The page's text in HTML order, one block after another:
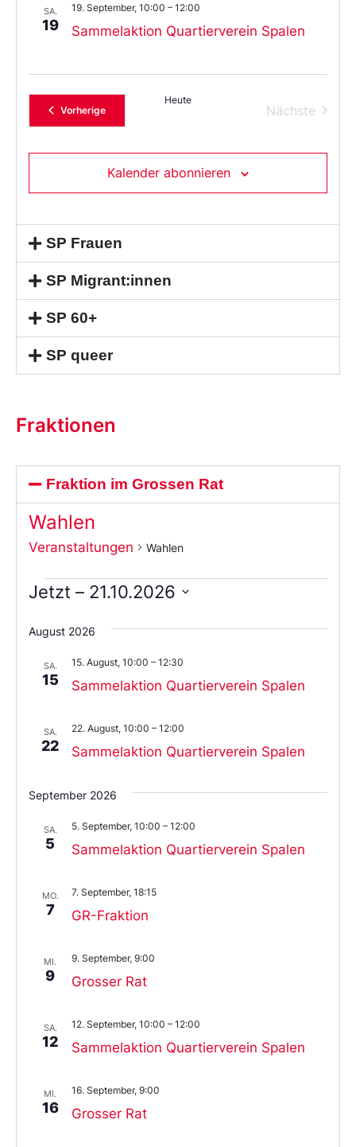
SA.
19 Sammelaktion Quartierverein Spalen
19. September, 10:00 – 12:00
VorherigeVeranstaltungen
Heute
Nächste
Kalender abonnieren
SP Frauen
SP Migrant:innen
SP 60+
SP queer
Fraktionen
Fraktion im Grossen Rat
Wahlen
Veranstaltungen Wahlen
Jetzt – 21.10.2026
Sie
das
aus.
August 2026
SA.
15 Sammelaktion Quartierverein Spalen
15. August, 10:00 – 12:30
SA.
22 Sammelaktion Quartierverein Spalen
22. August, 10:00 – 12:00
September 2026
SA.
5 Sammelaktion Quartierverein Spalen
5. September, 10:00 – 12:00
MO.
7 GR-Fraktion
7. September, 18:15
MI.
9 Grosser Rat
9. September, 9:00
SA.
12 Sammelaktion Quartierverein Spalen
12. September, 10:00 – 12:00
MI.
16 Grosser Rat
16. September, 9:00